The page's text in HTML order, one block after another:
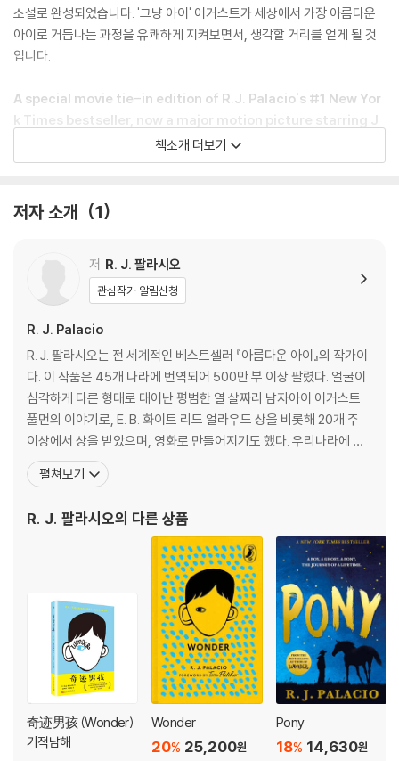
소설로 완성되었습니다. '그냥 아이' 어거스트가 세상에서 가장 아름다운
아이로 거듭나는 과정을 유쾌하게 지켜보면서, 생각할 거리를 얻게 될 것
입니다.
A special movie tie-in edition of R.J. Palacio's #1 New Yor
k Times bestseller, now a major motion picture starring J
ulia Roberts, Owen Wilson, Jacob Tremblay, Daveed Digg
s, and Mandy Patinkin.
ie Pullman, the ordinary boy with the extraordinary face, who i
om the film, a foreword by the director Stephen Chbosky, an
afterword by R.J. Palacio, a behind-the-scenes look at the ma
a family discussion guide.
August Pullman was born with a facial difference that, up until
now, has prevented him from going to a mainstream school. S
tarting 5th grade at Beecher Prep, he wants nothing more tha
n to be treated as an ordinary kid--but his new classmates ca
n't get past Auggie's extraordinary face. Wonder, a #1 New Yo
rk Times bestseller, begins from Auggie's point of view, but s
nd, and others. These perspectives converge in a portrait of o
ne community's struggle with empathy, compassion, and acc
In a world where bullying among young people is an epidemic,
this is a refreshing new narrative full of heart and hope. R.J. Pal
acio has called her debut novel "a meditation on kindness" --in
deed, every reader will come away with a greater appreciatio
n for the simple courage of friendship. Auggie is a hero to root
for, who proves that you can't blend in when you were born to
stand out.
책소개 더보기
저자 소개 1
저 R. J. 팔라시오
관심작가 알림신청
R. J. Palacio
R. J. 팔라시오는 전 세계적인 베스트셀러 『아름다운 아이』의 작가이
다. 이 작품은 45개 나라에 번역되어 500만 부 이상 팔렸다. 얼굴이
심각하게 다른 형태로 태어난 평범한 열 살짜리 남자아이 어거스트
풀먼의 이야기로, E. B. 화이트 리드 얼라우드 상을 비롯해 20개 주
이상에서 상을 받았으며, 영화로 만들어지기도 했다. 우리나라에 출
간된 작품으로는 『우린 모두 기적이야』, 『아름다운 아이』, 『아름다운
아이 줄리안 이야기』, 『아름다운 아이 크리스 이야기』, 『아름다운 아
라시오는
펼쳐보기
R. J. 팔라시오의 다른 상품
奇迹男孩 (Wonder)
기적남해
Wonder
25,200원
20%
Pony
14,630원
18%